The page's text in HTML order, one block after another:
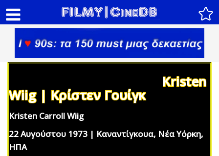
Kristen
Wiig | Κρίστεν Γουίγκ
Kristen Carroll Wiig
22 Αυγούστου 1973 | Καναντίγκουα, Νέα Υόρκη,
ΗΠΑ